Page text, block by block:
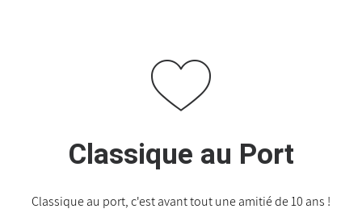
Classique au Port
Classique au port, c'est avant tout une amitié de 10 ans !